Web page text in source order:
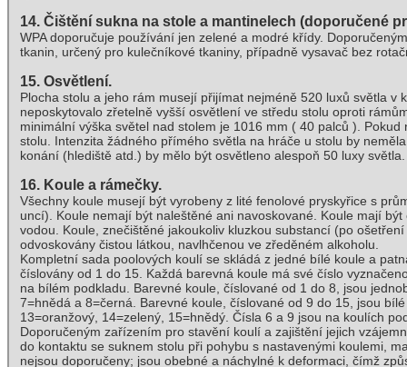
14. Čištění sukna na stole a mantinelech (doporučené
WPA doporučuje používání jen zelené a modré křídy.
tkanin, určený pro kulečníkové tkaniny, případně vysavač bez
15. Osvětlení.
Plocha stolu a jeho rám musejí přijímat nejméně 520 luxů světla
neposkytovalo zřetelně vyšší osvětlení ve středu stolu oproti
minimální výška světel nad stolem je 1016 mm ( 40 palců ).
stolu. Intenzita žádného přímého světla na hráče u stolu by
konání (hlediště atd.) by mělo být osvětleno alespoň 50 luxy světla.
16. Koule a rámečky.
Všechny koule musejí být vyrobeny z lité fenolové pryskyřice s
uncí). Koule nemají být naleštěné ani navoskované. Koule mají
vodou. Koule, znečištěné jakoukoliv kluzkou substancí (po
odvoskovány čistou látkou, navlhčenou ve zředěném alkoholu.
Kompletní sada poolových koulí se skládá z jedné bílé koule a
číslovány od 1 do 15. Každá barevná koule má své číslo
na bílém podkladu. Barevné koule, číslované od 1 do 8, jsou
7=hnědá a 8=černá. Barevné koule, číslované od 9 do 15, jsou
13=oranžový, 14=zelený, 15=hnědý. Čísla 6 a 9 jsou na koulích
Doporučeným zařízením pro stavění koulí a zajištění jejich
do kontaktu se suknem stolu při pohybu s nastavenými koulemi,
nejsou doporučeny; jsou obebné a náchylné k deformaci, čímž